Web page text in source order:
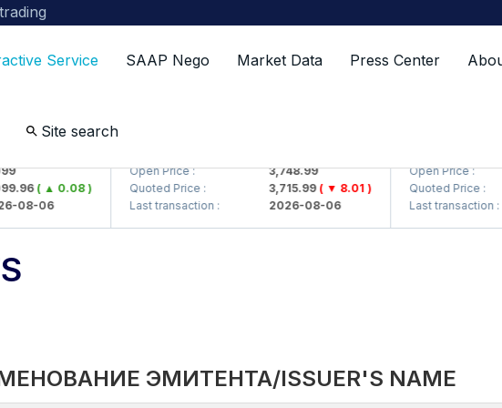
Service SAAP Nego Market Data Press Center
Site search
( ▲ 0.08 )
08-06
Open Price :
3,748.99
Quoted Price :
3,715.99( ▼ 8.01 )
Last transaction :
2026-08-06
Open Price :
Quoted Price :
Last transaction :
ЭМИТЕНТА/ISSUER'S NAME